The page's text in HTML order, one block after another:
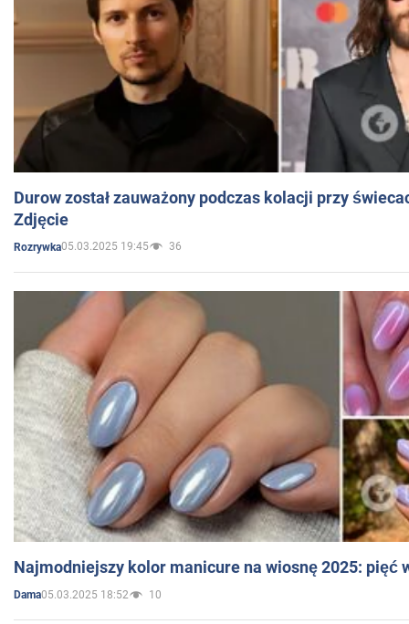
Durow został zauważony podczas kolacji przy
Zdjęcie
Rozrywka05.03.2025 19:45 36
Najmodniejszy kolor manicure na wiosnę 2025: pięć
Dama05.03.2025 18:52 10